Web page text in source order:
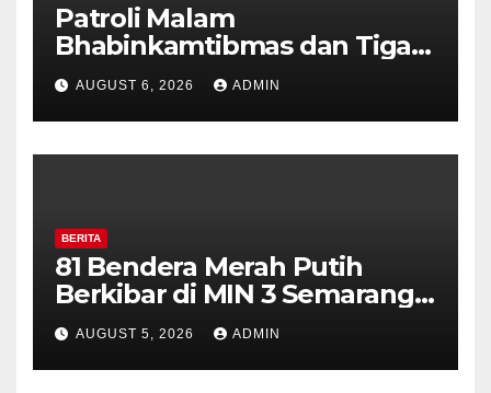
Patroli Malam
Bhabinkamtibmas dan Tiga
Pilar Kelurahan Ungaran
Perkuat Kamtibmas, Warga
Diajak Aktifkan Ronda
AUGUST 6, 2026 ADMIN
BERITA
81 Bendera Merah Putih
Berkibar di MIN 3 Semarang,
Bhabinkamtibmas Desa
Timpik Hadiri Peringatan
HUT ke-81 Kemerdekaan RI
AUGUST 5, 2026 ADMIN